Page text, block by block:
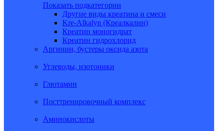
Показать подкатегории
Другие виды креатина и смеси
Kre-Alkalyn (Креалкалин)
Креатин моногидрат
Креатин гидрохлорид
Аргинин, бустеры оксида азота
Углеводы, изотоники
Глютамин
Посттренировочный комплекс
Аминокислоты